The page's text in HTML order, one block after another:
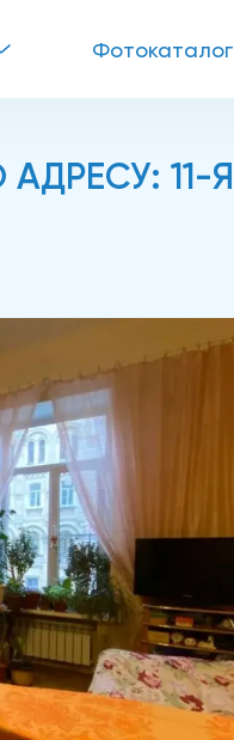
Фотокаталог
11-Я